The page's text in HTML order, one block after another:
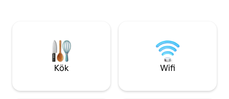
bybutik, idrottsplats, vandringsleder,
Thun, Spiez, Aeschi, Interlaken,
Beatenberg, Bern
Geschirrspüler,
Bluetooth-Stereo und
Raumhöhe 190
Kök Wifi